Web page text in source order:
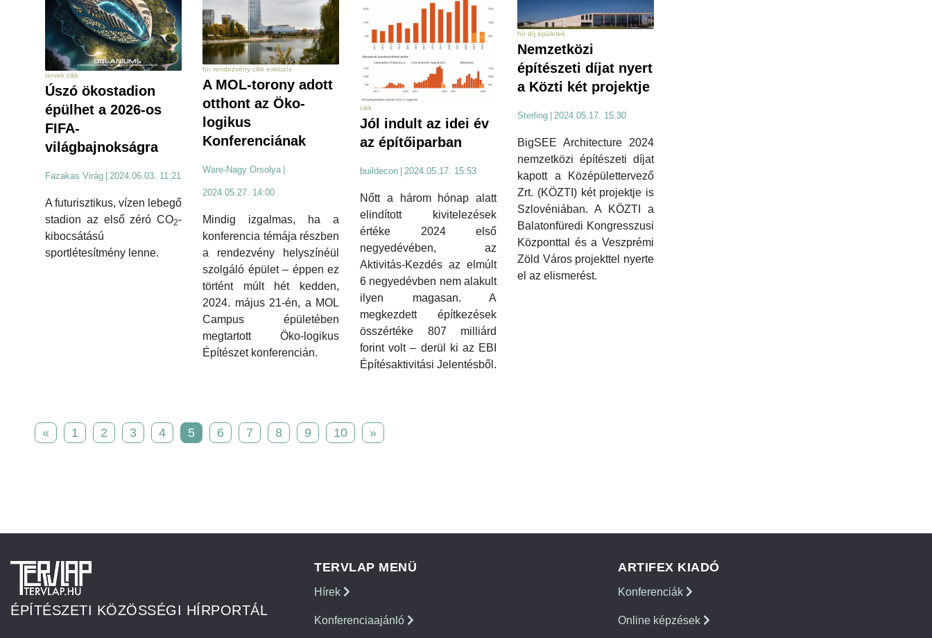
tervek cikk
Úszó ökostadion
épülhet a 2026-os
FIFA-
világbajnokságra
Fazakas Virág 2024.06.03. 11:21
A futurisztikus, vízen lebegő
stadion az első zéró CO2-
kibocsátású
sportlétesítmény lenne.
hír rendezvény cikk exkluzív
A MOL-torony adott
otthont az Öko-
logikus
Konferenciának
Ware-Nagy Orsolya
2024.05.27. 14:00
Mindig izgalmas, ha a
konferencia témája részben
a rendezvény helyszínéül
szolgáló épület – éppen ez
történt múlt hét kedden,
2024. május 21-én, a MOL
Campus épületében
megtartott Öko-logikus
Építészet konferencián.
cikk
Jól indult az idei év
az építőiparban
buildecon 2024.05.17. 15:53
Nőtt a három hónap alatt
elindított kivitelezések
értéke 2024 első
negyedévében, az
Aktivitás-Kezdés az elmúlt
6 negyedévben nem alakult
ilyen magasan. A
megkezdett építkezések
összértéke 807 milliárd
forint volt – derül ki az EBI
Építésaktivitási Jelentésből.
hír díj épületek
Nemzetközi
építészeti díjat nyert
a Közti két projektje
Sterling 2024.05.17. 15:30
BigSEE Architecture 2024
nemzetközi építészeti díjat
kapott a Középülettervező
Zrt. (KÖZTI) két projektje is
Szlovéniában. A KÖZTI a
Balatonfüredi Kongresszusi
Központtal és a Veszprémi
Zöld Város projekttel nyerte
el az elismerést.
« 1 2 3 4 5 6 7 8 9 10 »
ÉPÍTÉSZETI KÖZÖSSÉGI HÍRPORTÁL
TERVLAP MENÜ
Hírek
Konferenciaajánló
ARTIFEX KIADÓ
Konferenciák
Online képzések